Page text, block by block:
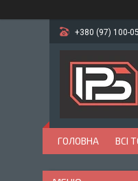
+380 (97) 100-
ГОЛОВНА ВСІ